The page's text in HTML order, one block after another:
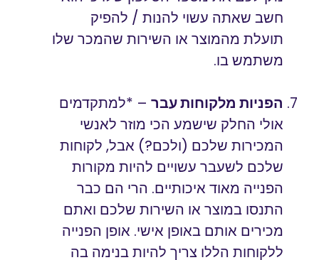
חשב שאתה עשוי להנות / להפיק
תועלת מהמוצר או השירות שהמכר שלו
משתמש בו.
הפניות מלקוחות עבר – *למתקדמים
אולי החלק שישמע הכי מוזר לאנשי
המכירות שלכם (ולכם?) אבל, לקוחות
שלכם לשעבר עשויים להיות מקורות
הפנייה מאוד איכותיים. הרי הם כבר
התנסו במוצר או השירות שלכם ואתם
מכירים אותם באופן אישי. אופן הפנייה
ללקוחות הללו צריך להיות בנימה בה